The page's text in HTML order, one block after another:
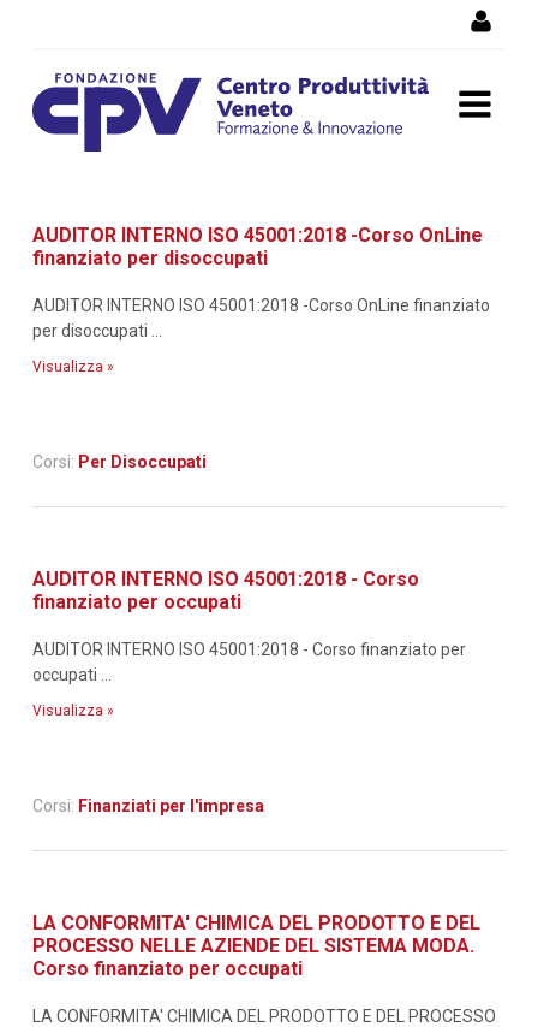
formazione
AUDITOR INTERNO ISO 45001:2018 -Corso OnLine
finanziato per disoccupati
AUDITOR INTERNO ISO 45001:2018 -Corso OnLine finanziato
per disoccupati ...
Visualizza »
Corsi: Per Disoccupati
AUDITOR INTERNO ISO 45001:2018 - Corso
finanziato per occupati
AUDITOR INTERNO ISO 45001:2018 - Corso finanziato per
occupati ...
Visualizza »
Corsi: Finanziati per l'impresa
LA CONFORMITA' CHIMICA DEL PRODOTTO E DEL
PROCESSO NELLE AZIENDE DEL SISTEMA MODA.
Corso finanziato per occupati
LA CONFORMITA' CHIMICA DEL PRODOTTO E DEL PROCESSO